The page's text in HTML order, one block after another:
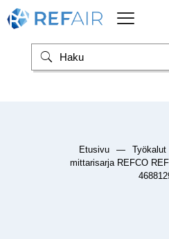
Etusivu — Työkalut
mittarisarja REFCO